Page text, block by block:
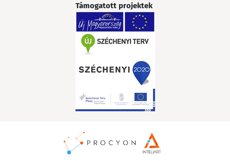
Támogatott projektek